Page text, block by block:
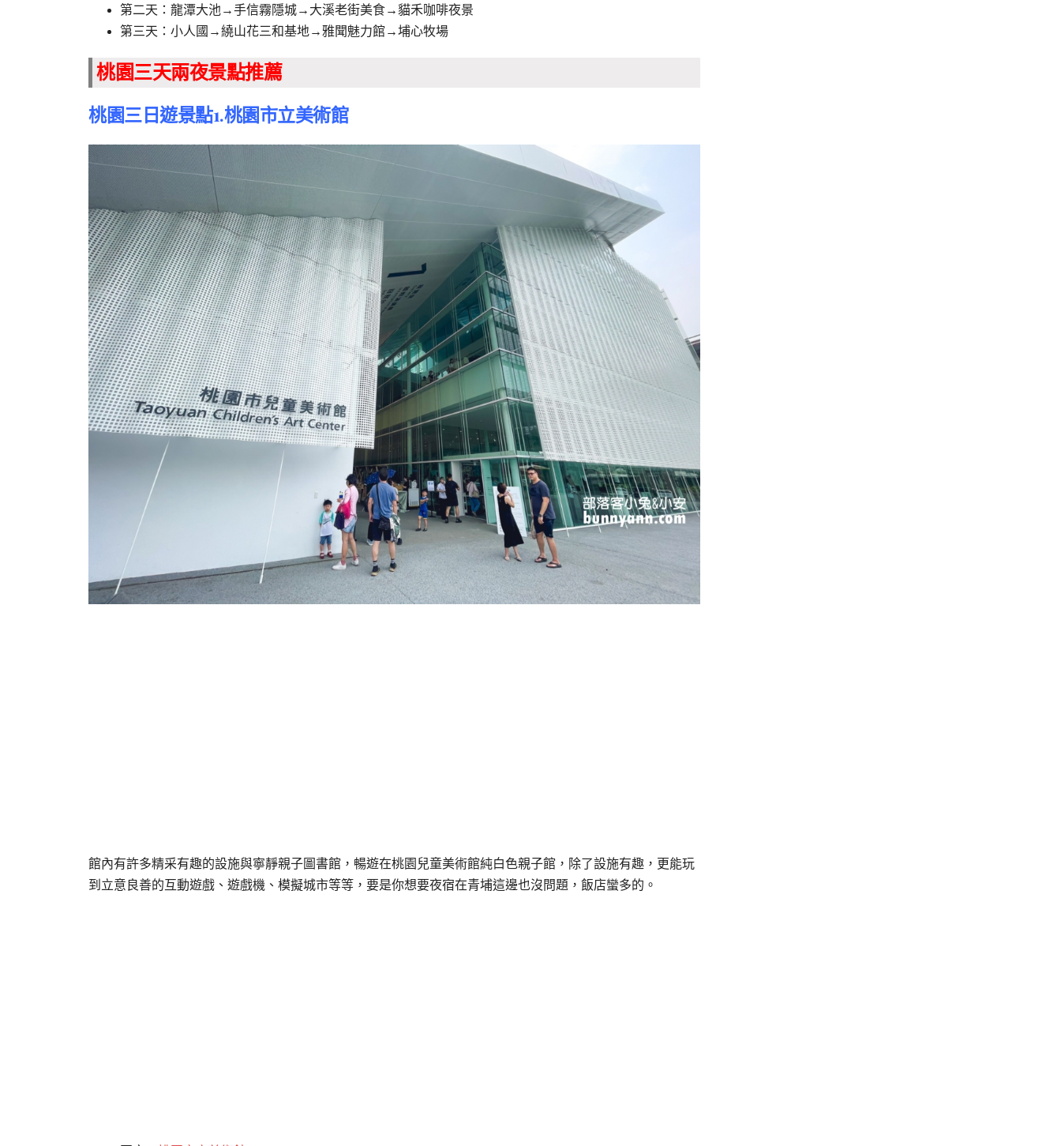
第二天：龍潭大池→手信霧隱城→大溪老街美食→貓禾咖啡夜景
第三天：小人國→繞山花三和基地→雅聞魅力館→埔心牧場
桃園三天兩夜景點推薦
桃園三日遊景點1.桃園市立美術館
館內有許多精采有趣的設施與寧靜親子圖書館，暢遊在桃園兒童美術館純白色親子館，除了設施有趣，更能玩
到立意良善的互動遊戲、遊戲機、模擬城市等等，要是你想要夜宿在青埔這邊也沒問題，飯店蠻多的。